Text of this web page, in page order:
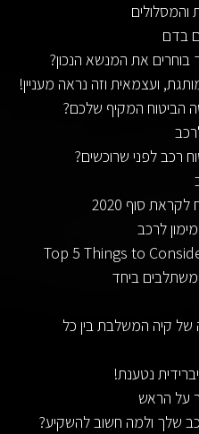
והמסלולים
בדם
בוחרים את המנשא הנכון?
ועצמאית וזה נראה מעניין!
הביטוח המקיף שלכם?
רכב לפני שרוכשים?
סוף 2020
לרכב
Top 5 Things to
משתלבים ביחד
קיה המשלבת בין כל
נטענת!
על הראש
שלך ולמה חשוב להשקיע?